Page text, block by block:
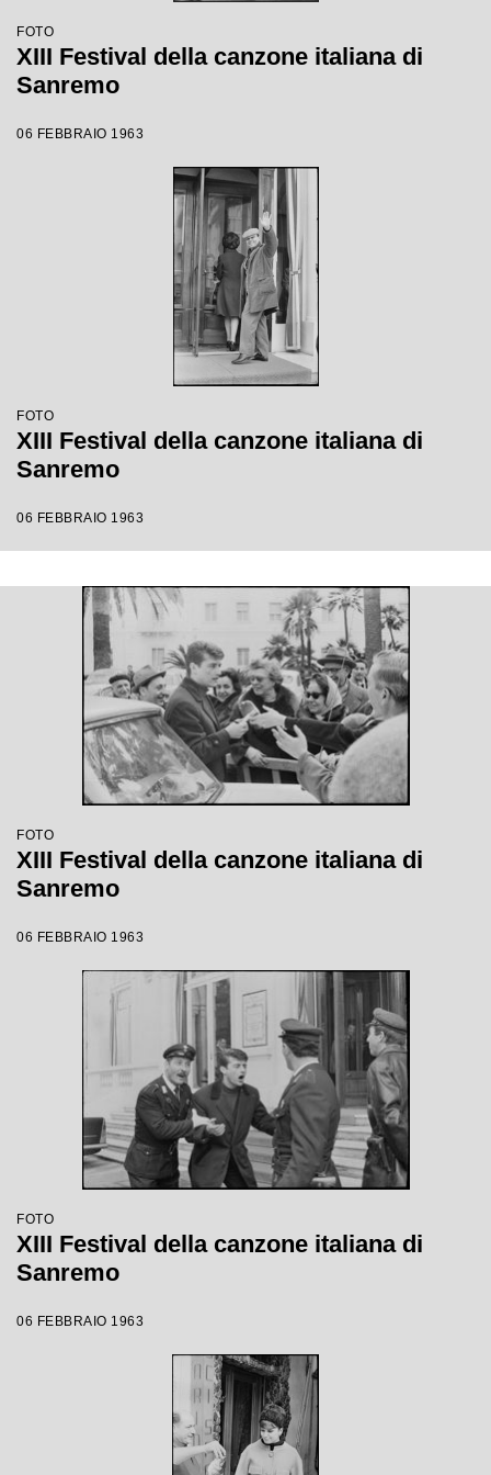
FOTO
XIII Festival della canzone italiana di
Sanremo
06 FEBBRAIO 1963
FOTO
XIII Festival della canzone italiana di
Sanremo
06 FEBBRAIO 1963
FOTO
XIII Festival della canzone italiana di
Sanremo
06 FEBBRAIO 1963
FOTO
XIII Festival della canzone italiana di
Sanremo
06 FEBBRAIO 1963